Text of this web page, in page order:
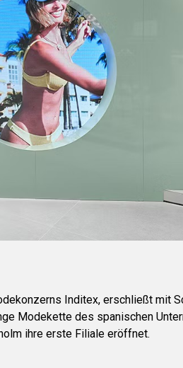
Inditex, erschließt mit
Modekette des spanischen
ihre erste Filiale eröffnet.